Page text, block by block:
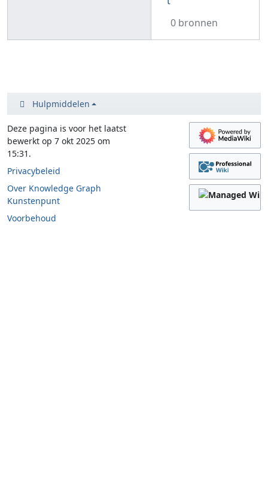
0 bronnen
Hulpmiddelen
Deze pagina is voor het laatst
bewerkt op 7 okt 2025 om
15:31.
Privacybeleid
Over Knowledge Graph
Kunstenpunt
Voorbehoud